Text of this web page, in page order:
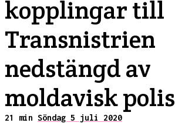
kopplingar till
Transnistrien
nedstängd av
moldavisk polis
21 min Söndag 5 juli 2020